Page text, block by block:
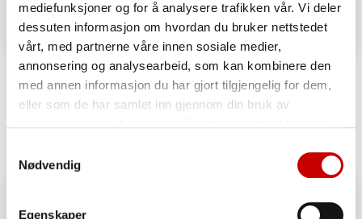
mediefunksjoner og for å analysere trafikken vår. Vi deler
dessuten informasjon om hvordan du bruker nettstedet
vårt, med partnerne våre innen sosiale medier,
annonsering og analysearbeid, som kan kombinere den
med annen informasjon du har gjort tilgjengelig for dem,
eller som de har samlet inn gjennom din bruk av
Nødvendig
Egenskaper
Surdeigsbrød med linfrø
OVER 60 MIDDELS